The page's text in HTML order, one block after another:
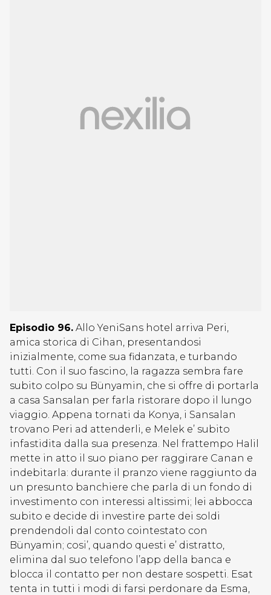
Episodio 96. Allo YeniSans hotel arriva Peri,
amica storica di Cihan, presentandosi
inizialmente, come sua fidanzata, e turbando
tutti. Con il suo fascino, la ragazza sembra fare
subito colpo su Bünyamin, che si offre di portarla
a casa Sansalan per farla ristorare dopo il lungo
viaggio. Appena tornati da Konya, i Sansalan
trovano Peri ad attenderli, e Melek e’ subito
infastidita dalla sua presenza. Nel frattempo Halil
mette in atto il suo piano per raggirare Canan e
indebitarla: durante il pranzo viene raggiunto da
un presunto banchiere che parla di un fondo di
investimento con interessi altissimi; lei abbocca
subito e decide di investire parte dei soldi
prendendoli dal conto cointestato con
Bünyamin; cosi’, quando questi e’ distratto,
elimina dal suo telefono l’app della banca e
blocca il contatto per non destare sospetti. Esat
tenta in tutti i modi di farsi perdonare da Esma,